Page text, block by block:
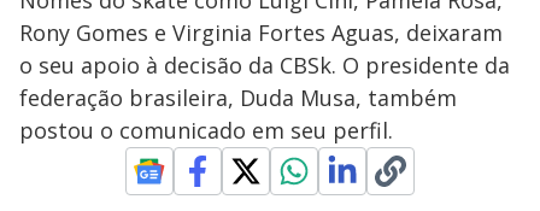
Rony Gomes e Virginia Fortes Aguas, deixaram
o seu apoio à decisão da CBSk. O presidente da
federação brasileira, Duda Musa, também
postou o comunicado em seu perfil.